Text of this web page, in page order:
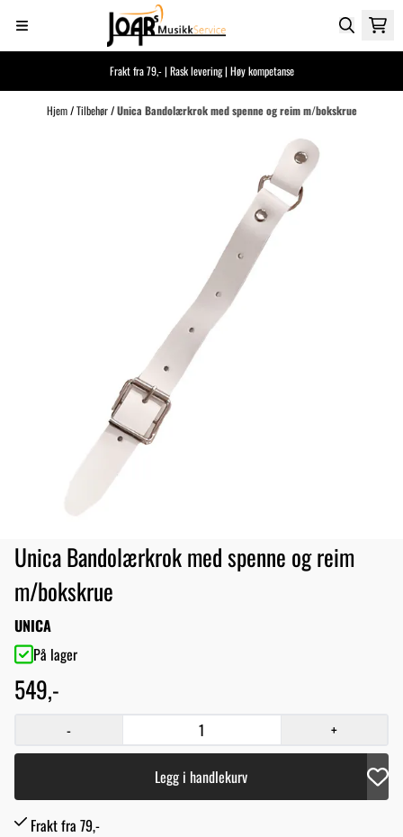
Hopp til innhold
Frakt fra 79,- | Rask levering | Høy kompetanse
Hjem/Tilbehør/Unica Bandolærkrok med spenne og reim m/bokskrue
Unica Bandolærkrok med spenne og reim
m/bokskrue
UNICA
På lager
549,-
- +
Legg i handlekurv
Frakt fra 79,-